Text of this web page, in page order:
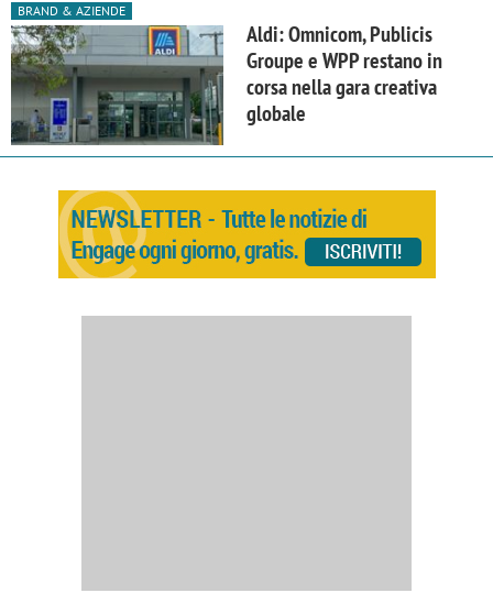
BRAND & AZIENDE
Aldi: Omnicom, Publicis
Groupe e WPP restano in
corsa nella gara creativa
globale